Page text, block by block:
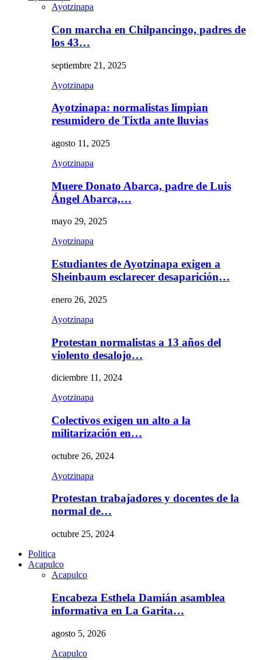
Ayotzinapa
Con marcha en Chilpancingo, padres de
los 43…
septiembre 21, 2025
Ayotzinapa
Ayotzinapa: normalistas limpian
resumidero de Tixtla ante lluvias
agosto 11, 2025
Ayotzinapa
Muere Donato Abarca, padre de Luis
Ángel Abarca,…
mayo 29, 2025
Ayotzinapa
Estudiantes de Ayotzinapa exigen a
Sheinbaum esclarecer desaparición…
enero 26, 2025
Ayotzinapa
Protestan normalistas a 13 años del
violento desalojo…
diciembre 11, 2024
Ayotzinapa
Colectivos exigen un alto a la
militarización en…
octubre 26, 2024
Ayotzinapa
Protestan trabajadores y docentes de la
normal de…
octubre 25, 2024
Politica
Acapulco
Acapulco
Encabeza Esthela Damián asamblea
informativa en La Garita…
agosto 5, 2026
Acapulco